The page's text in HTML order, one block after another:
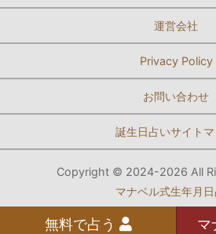
運営会社
Privacy Policy
お問い合わせ
誕生日占いサイト
Copyright © 2024-2026 All
マナベル式生年月
無料で占う マ